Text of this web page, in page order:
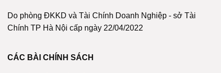
Do phòng ĐKKD và Tài Chính Doanh Nghiệp - sở Tài
Chính TP Hà Nội cấp ngày 22/04/2022
CÁC BÀI CHÍNH SÁCH